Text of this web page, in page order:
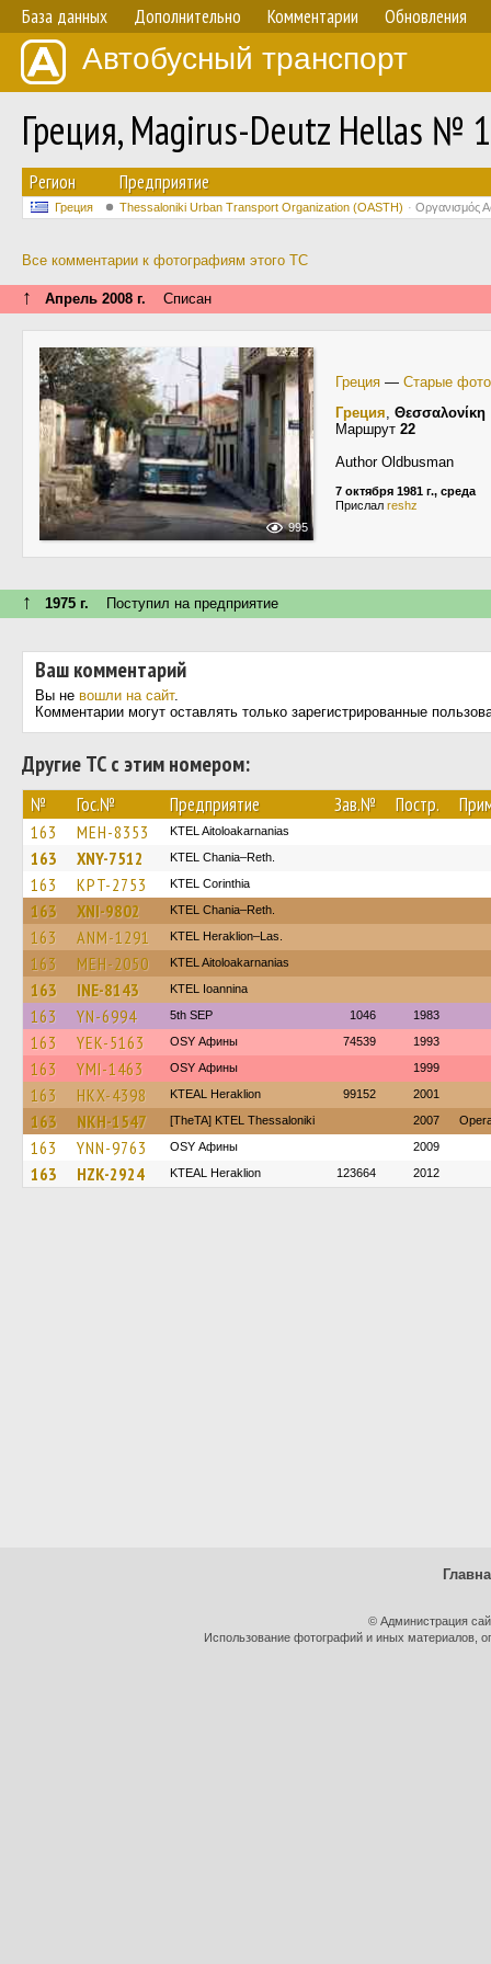
База данных Дополнительно Комментарии Обновления
Автобусный транспорт
Греция, Magirus-Deutz Hellas №
Регион Предприятие
Греция Thessaloniki Urban Transport Organization (OASTH) Οργανισμός
Все комментарии к фотографиям этого ТС
↑ Апрель 2008 г. Списан
995
Греция — Старые
Греция, Θεσσαλονίκη
Маршрут 22
Author Oldbusman
7 октября 1981 г., среда
Прислал reshz
↑ 1975 г. Поступил на предприятие
Ваш комментарий
Вы не вошли на сайт.
Комментарии могут оставлять только зарегистрированные
Другие ТС с этим номером:
№ Гос.№ Предприятие Зав.№ Постр.
163 MEH-8353 KTEL Aitoloakarnanias
163 XNY-7512 KTEL Chania–Reth.
163 KPT-2753 KTEL Corinthia
163 XNI-9802 KTEL Chania–Reth.
163 ANM-1291 KTEL Heraklion–Las.
163 MEH-2050 KTEL Aitoloakarnanias
163 INE-8143 KTEL Ioannina
163 YN-6994 5th SEP 1046 1983
163 YEK-5163 OSY Афины 74539 1993
163 YMI-1463 OSY Афины 1999
163 HKX-4398 KTEAL Heraklion 99152 2001
163 NKH-1547 [TheTA] KTEL Thessaloniki 2007
163 YNN-9763 OSY Афины 2009
163 HZK-2924 KTEAL Heraklion 123664 2012
© Администрация
Использование фотографий и иных материалов,